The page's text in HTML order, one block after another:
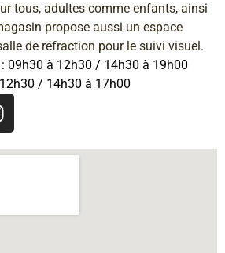
tous, adultes comme enfants, ainsi
propose aussi un espace
de réfraction pour le suivi visuel.
09h30 à 12h30 / 14h30 à 19h00
/ 14h30 à 17h00